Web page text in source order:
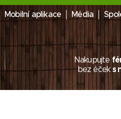
Mobilní aplikace Média
Nakupujte
bez éčeks